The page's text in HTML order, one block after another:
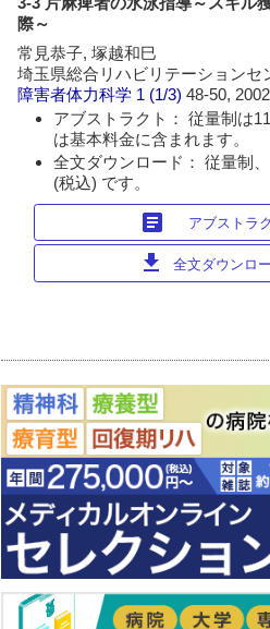
際～
常見恭子, 塚越和巳
埼玉県総合リハビリテーションセ
障害者体力科学 1 (1/3)48-50,
アブストラクト： 従量制は
は基本料金に含まれます。
全文ダウンロード： 従量制
(税込) です。
article アブストラ
download 全文ダウンロ